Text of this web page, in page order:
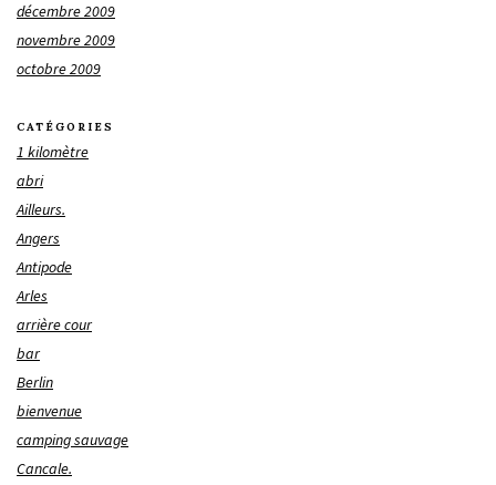
décembre 2009
novembre 2009
octobre 2009
CATÉGORIES
1 kilomètre
abri
Ailleurs.
Angers
Antipode
Arles
arrière cour
bar
Berlin
bienvenue
camping sauvage
Cancale.